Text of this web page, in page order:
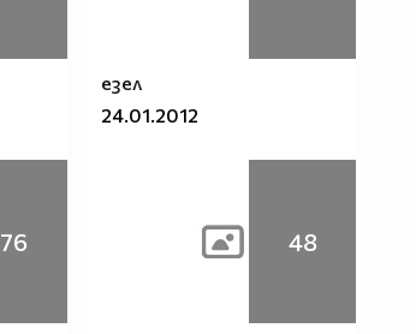
езел
24.01.2012
76 48